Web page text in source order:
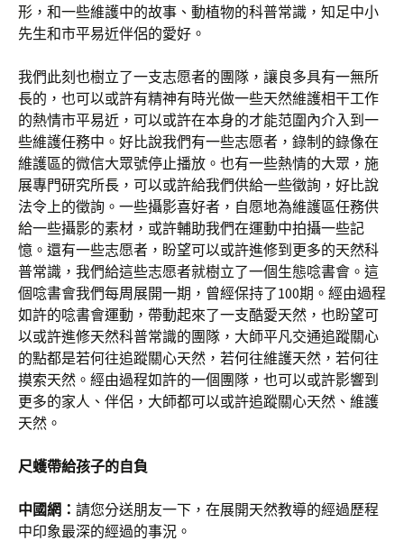
形，和一些維護中的故事、動植物的科普常識，知足中小
先生和市平易近伴侶的愛好。
我們此刻也樹立了一支志愿者的團隊，讓良多具有一無所
長的，也可以或許有精神有時光做一些天然維護相干工作
的熱情市平易近，可以或許在本身的才能范圍內介入到一
些維護任務中。好比說我們有一些志愿者，錄制的錄像在
維護區的微信大眾號停止播放。也有一些熱情的大眾，施
展專門研究所長，可以或許給我們供給一些徵詢，好比說
法令上的徵詢。一些攝影喜好者，自愿地為維護區任務供
給一些攝影的素材，或許輔助我們在運動中拍攝一些記
憶。還有一些志愿者，盼望可以或許進修到更多的天然科
普常識，我們給這些志愿者就樹立了一個生態唸書會。這
個唸書會我們每周展開一期，曾經保持了100期。經由過程
如許的唸書會運動，帶動起來了一支酷愛天然，也盼望可
以或許進修天然科普常識的團隊，大師平凡交通追蹤關心
的點都是若何往追蹤關心天然，若何往維護天然，若何往
摸索天然。經由過程如許的一個團隊，也可以或許影響到
更多的家人、伴侶，大師都可以或許追蹤關心天然、維護
天然。
尺蠖帶給孩子的自負
中國網： 請您分送朋友一下，在展開天然教導的經過歷程
中印象最深的經過的事況。